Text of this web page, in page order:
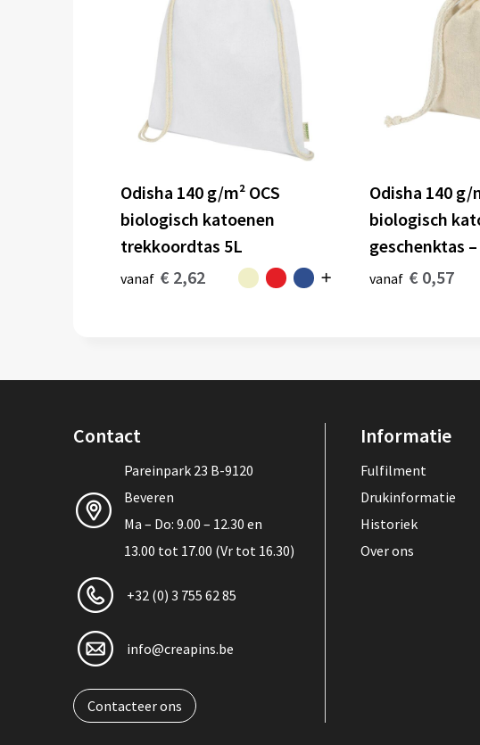
Odisha 140 g/m² OCS
biologisch katoenen
trekkoordtas 5L
vanaf € 2,62
Odisha 140 g/
biologisch
geschenktas
vanaf € 0,57
Contact
Pareinpark 23 B-9120
Beveren
Ma – Do: 9.00 – 12.30 en
13.00 tot 17.00 (Vr tot 16.30)
+32 (0) 3 755 62 85
info@creapins.be
Contacteer ons
Informatie
Fulfilment
Drukinformatie
Historiek
Over ons